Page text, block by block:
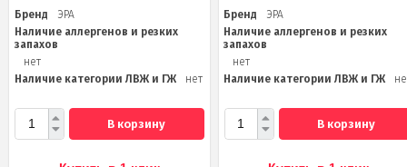
Бренд
ЭРА
Наличие аллергенов и резких
запахов
нет
Наличие категории ЛВЖ и ГЖ
нет
В корзину
Бренд
ЭРА
Наличие аллергенов и резких
запахов
нет
Наличие категории ЛВЖ и ГЖ
В корзину